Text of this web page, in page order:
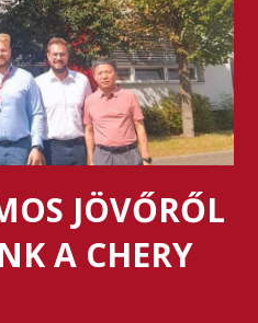
JÖVŐRŐL
A CHERY